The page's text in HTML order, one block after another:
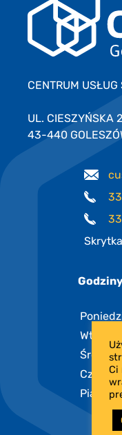
Ci
CENTRUM USŁUG
UL. CIESZYŃSKA
43-440
Wtorek
Środa
Piątek